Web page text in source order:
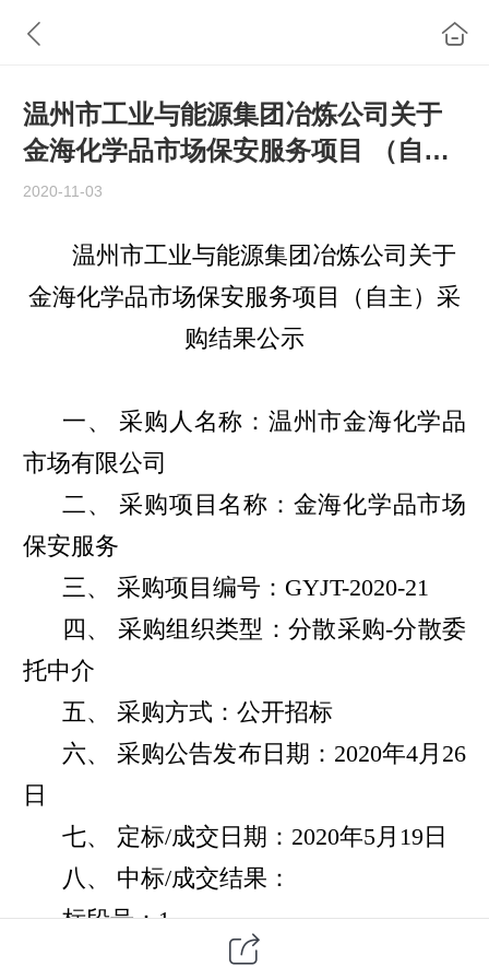
温州市工业与能源集团冶炼公司关于
金海化学品市场保安服务项目 （自
主）采购结果公示
2020-11-03
温州市工业与能源集团冶炼公司关于
金海化学品市场保安服务项目
（自主）采
购结果公示
一、 采购人名称：温州市金海化学品
市场有限公司
二、 采购项目名称：金海化学品市场
保安服务
三、 采购项目编号：GYJT-2020-21
四、 采购组织类型：分散采购-分散委
托中介
五、 采购方式：公开招标
六、 采购公告发布日期：2020年4月26
日
七、 定标/成交日期：2020年5月19日
八、 中标/成交结果：
标段号：1
项目名称：金海化学品市场保安服务